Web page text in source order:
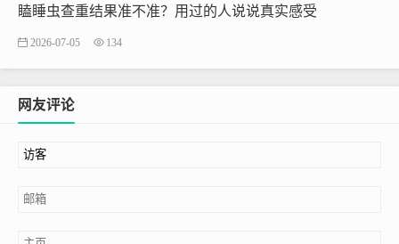
瞌睡虫查重结果准不准？用过的人说说真实感受
2026-07-05 134
网友评论